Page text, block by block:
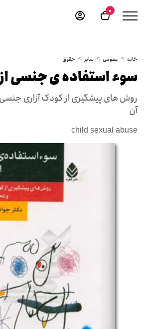
0
خانه عمومی سایر حقوق
سوء استفاده ی جنسی
روش های پیشگیری از کودک آزاری
آن
child sexual abuse